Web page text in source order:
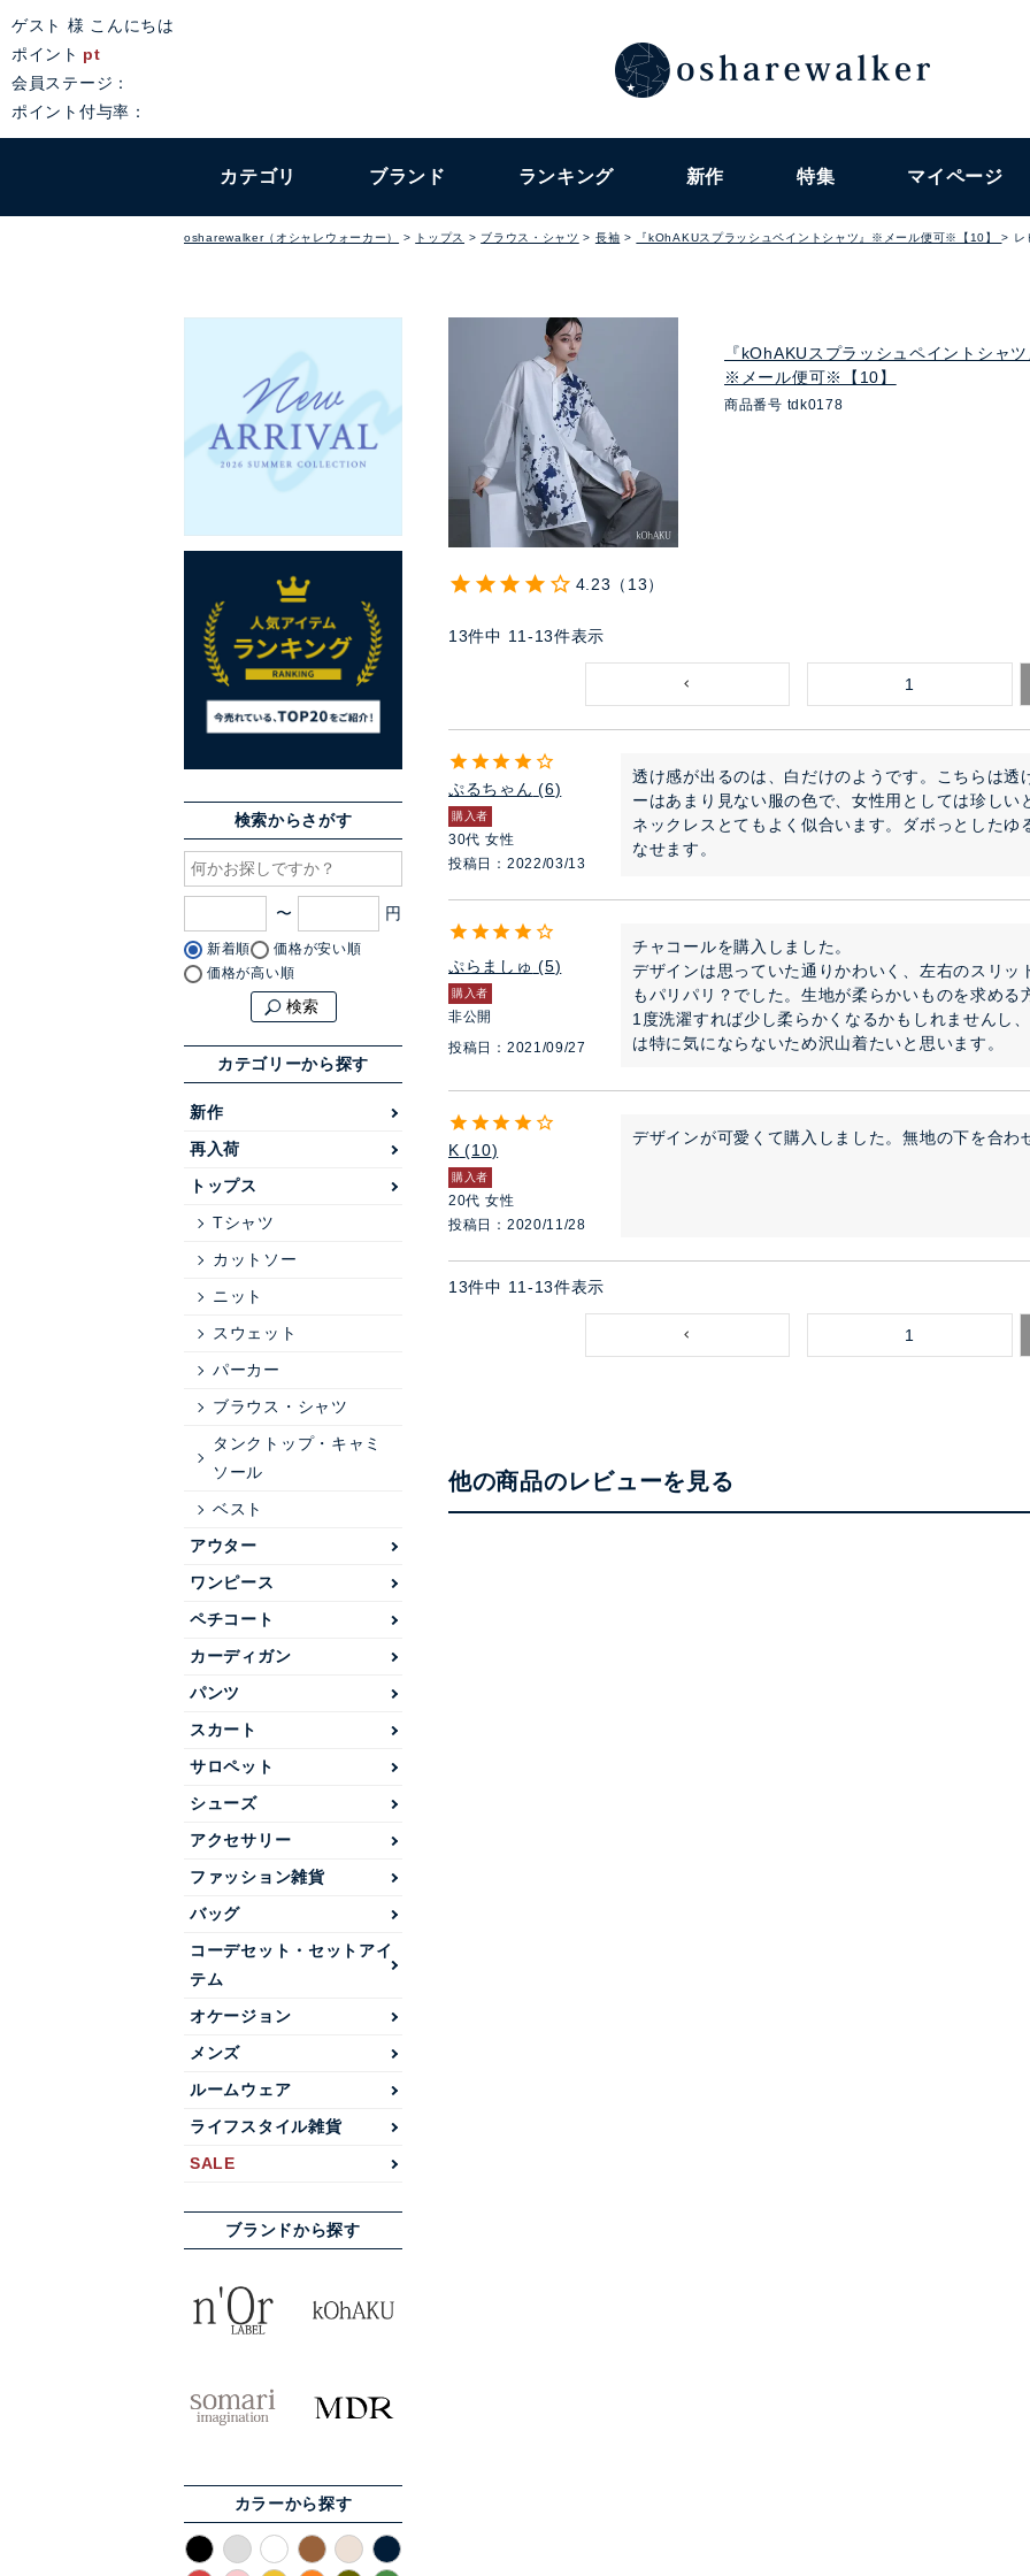
ゲスト 様 こんにちは
ポイント pt
会員ステージ：
ポイント付与率：
カテゴリ ブランド ランキング 新作 特集 マイページ
osharewalker（オシャレウォーカー） トップス ブラウス・シャツ 長袖 『kOhAKUスプラッシュペイントシャツ』※メール便可※【10】 レ
検索からさがす
〜
新着順
価格が安い順
価格が高い順
検索
カテゴリーから探す
新作
再入荷
トップス
Tシャツ
カットソー
ニット
スウェット
パーカー
ブラウス・シャツ
タンクトップ・キャミ
ソール
ベスト
アウター
ワンピース
ペチコート
カーディガン
パンツ
スカート
サロペット
シューズ
アクセサリー
ファッション雑貨
バッグ
コーデセット・セットアイ
テム
オケージョン
メンズ
ルームウェア
ライフスタイル雑貨
SALE
ブランドから探す
カラーから探す
『kOhAKUスプラッシュペイントシャツ
※メール便可※【10】
商品番号 tdk0178
4.23 13
13件中 11 -13件表示
1
ぷるちゃん 6
購入者
30代 女性
投稿日
2022/03/13
透け感が出るのは、白だけのようです。こちらは
ーはあまり見ない服の色で、女性用としては珍し
ネックレスとてもよく似合います。ダボっとしたゆ
なせます。
ぷらましゅ 5
購入者
非公開
投稿日
2021/09/27
チャコールを購入しました。
デザインは思っていた通りかわいく、左右のスリッ
もパリパリ？でした。生地が柔らかいものを求める
1度洗濯すれば少し柔らかくなるかもしれませんし
は特に気にならないため沢山着たいと思います。
K 10
購入者
20代 女性
投稿日
2020/11/28
デザインが可愛くて購入しました。無地の下を合わ
13件中 11 -13件表示
1
他の商品のレビューを見る